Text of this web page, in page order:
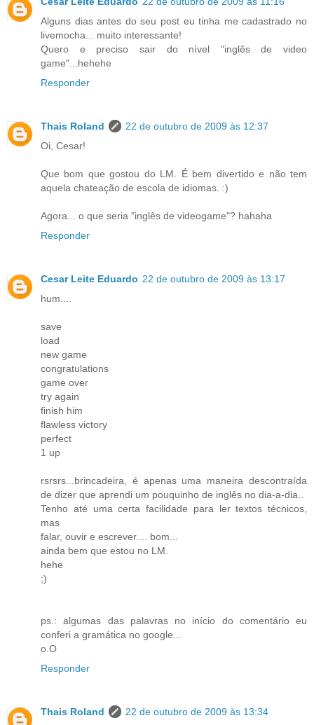
Alguns dias antes do seu post eu tinha me cadastrado no
livemocha... muito interessante!
Quero e preciso sair do nível "inglês de video
game"...hehehe
Responder
Thais Roland
22 de outubro de 2009 às 12:37
Oi, Cesar!
Que bom que gostou do LM. É bem divertido e não tem
aquela chateação de escola de idiomas. :)
Agora... o que seria "inglês de videogame"? hahaha
Responder
Cesar Leite Eduardo 22 de outubro de 2009 às 13:17
hum....
save
load
new game
congratulations
game over
try again
finish him
flawless victory
perfect
1 up
rsrsrs...brincadeira, é apenas uma maneira descontraída
de dizer que aprendi um pouquinho de inglês no dia-a-dia..
Tenho até uma certa facilidade para ler textos técnicos,
mas
falar, ouvir e escrever.... bom...
ainda bem que estou no LM.
hehe
;)
ps.: algumas das palavras no início do comentário eu
conferi a gramática no google...
o.O
Responder
Thais Roland
22 de outubro de 2009 às 13:34